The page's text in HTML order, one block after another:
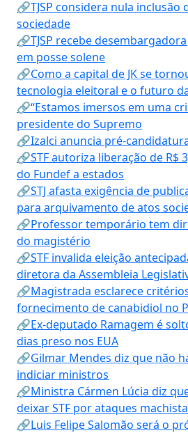
🔗TJSP considera nula inclusão
sociedade
🔗TJSP recebe
em posse solene
🔗Como a capital de JK se
tecnologia eleitoral e o futuro
🔗“Estamos imersos em uma
presidente do Supremo
🔗Izalci anuncia pré-
🔗STF autoriza liberação de R$
do Fundef a estados
🔗STJ afasta exigência de
para arquivamento de atos
🔗Professor temporário tem
do magistério
🔗STF invalida eleição
diretora da Assembleia
🔗Magistrada esclarece
fornecimento de canabidiol no
🔗Ex-deputado Ramagem é
dias preso nos EUA
🔗Gilmar Mendes diz que não
indiciar ministros
🔗Ministra Cármen Lúcia diz
deixar STF por ataques
🔗Luis Felipe Salomão será o